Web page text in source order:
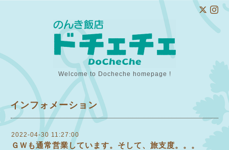
Welcome to Docheche homepage !
インフォメーション
2022-04-30 11:27:00
ＧＷも通常営業しています。そして、旅支度。。。